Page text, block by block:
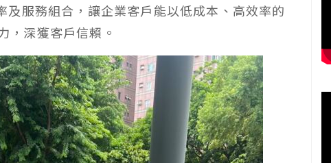
及服務組合，讓企業客戶能以低成本、高效率的
，深獲客戶信賴。